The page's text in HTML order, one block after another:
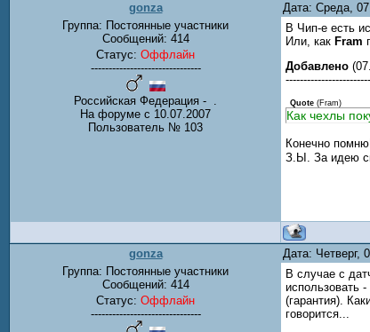
gonza Дата: Среда,
Группа: Постоянные участники
Сообщений: 414
Статус: Оффлайн
-------------------------------
Российская Федерация - .
На форуме с 10.07.2007
Пользователь № 103
В Чип-е есть
Или, как Fram
Добавлено
Quote (Fram)
Как чехлы
Конечно
З.Ы. За идею
gonza Дата: Четверг,
Группа: Постоянные участники
Сообщений: 414
Статус: Оффлайн
-------------------------------
В случае с
использовать
(гарантия).
говорится...